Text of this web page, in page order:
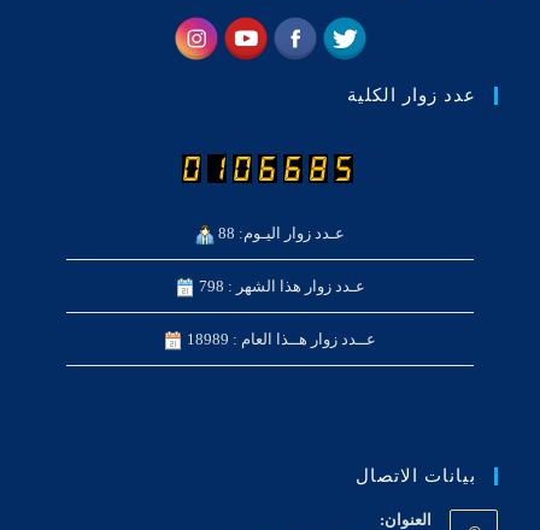
عدد زوار الكلية
عـدد زوار اليـوم: 88
عـدد زوار هذا الشهر : 798
عــدد زوار هــذا العام : 18989
بيانات الاتصال
العنوان: